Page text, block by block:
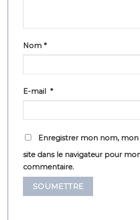
Nom *
E-mail *
Enregistrer mon nom,
site dans le navigateur pour
commentaire.